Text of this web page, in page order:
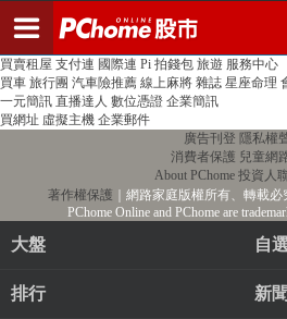
PChome首頁 線上購物 24h購物 書店
買賣租屋 支付連 國際連 Pi 拍錢包 旅遊 服務中心
買車 旅行團 汽車險推薦 線上麻將 雜誌 星座命理
一元簡訊 直播達人 數位憑證 企業簡訊
買網址 虛擬主機 企業郵件
廣告刊登 隱私權
消費者保護 兒童網
About PChome 投資人
著作權保護 ｜網路家庭版權所有、轉載必
PChome Online and PChome are
大盤 自
排行 新聞